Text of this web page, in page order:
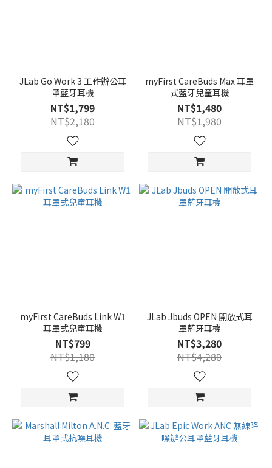
JLab Go Work 3 工作辦公耳
罩藍牙耳機
NT$1,799
NT$2,180
myFirst CareBuds Max 耳罩
式藍牙兒童耳機
NT$1,480
NT$1,980
myFirst CareBuds Link W1
耳罩式兒童耳機
NT$799
NT$1,180
JLab Jbuds OPEN 開放式耳
罩藍牙耳機
NT$3,280
NT$4,280